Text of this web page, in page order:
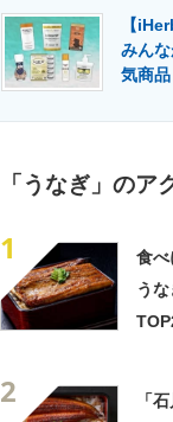
【
みん
気商品
「うなぎ」のア
1
食べ
う
2
「